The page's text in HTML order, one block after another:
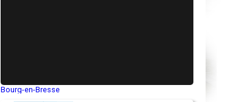
Bourg-en-Bresse